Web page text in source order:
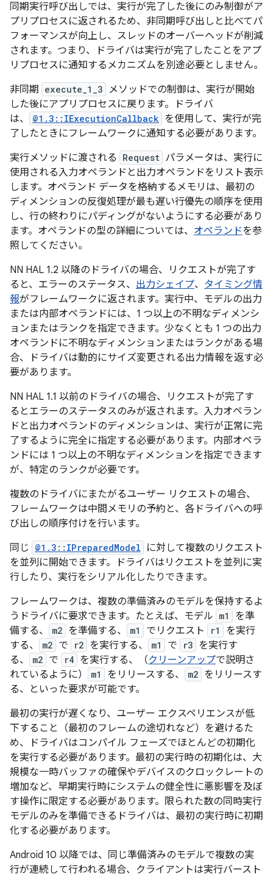
同期実行呼び出しでは、実行が完了した後にのみ制御がア
プリプロセスに返されるため、非同期呼び出しと比べてパ
フォーマンスが向上し、スレッドのオーバーヘッドが削減
されます。つまり、ドライバは実行が完了したことをアプ
リプロセスに通知するメカニズムを別途必要としません。
非同期 execute_1_3
メソッドでの制御は、実行が開始
した後にアプリプロセスに戻ります。ドライバ
は、
@1.3::IExecutionCallback を使用して、実行が完
了したときにフレームワークに通知する必要があります。
実行メソッドに渡される
Request パラメータは、実行に
使用される入力オペランドと出力オペランドをリスト表示
します。オペランド データを格納するメモリは、最初の
ディメンションの反復処理が最も遅い行優先の順序を使用
し、行の終わりにパディングがないようにする必要があり
ます。オペランドの型の詳細については、 オペランドを参
照してください。
NN HAL 1.2 以降のドライバの場合、リクエストが完了す
ると、エラーのステータス、 出力シェイプ、 タイミング情
報がフレームワークに返されます。実行中、モデルの出力
または内部オペランドには、1 つ以上の不明なディメンシ
ョンまたはランクを指定できます。少なくとも 1 つの出力
オペランドに不明なディメンションまたはランクがある場
合、ドライバは動的にサイズ変更される出力情報を返す必
要があります。
NN HAL 1.1 以前のドライバの場合、リクエストが完了す
るとエラーのステータスのみが返されます。入力オペラン
ドと出力オペランドのディメンションは、実行が正常に完
了するように完全に指定する必要があります。内部オペラ
ンドには 1 つ以上の不明なディメンションを指定できます
が、特定のランクが必要です。
複数のドライバにまたがるユーザー リクエストの場合、
フレームワークは中間メモリの予約と、各ドライバへの呼
び出しの順序付けを行います。
同じ
@1.3::IPreparedModel
に対して複数のリクエスト
を並列に開始できます。ドライバはリクエストを並列に実
行したり、実行をシリアル化したりできます。
フレームワークは、複数の準備済みのモデルを保持するよ
うドライバに要求できます。たとえば、モデル m1
を準
備する、
m2 を準備する、 m1 でリクエスト r1
を実行
する、
m2 で r2 を実行する、 m1 で r3 を実行す
る、
m2 で r4 を実行する、（クリーンアップで説明さ
れているように）
m1 をリリースする、 m2 をリリースす
る、といった要求が可能です。
最初の実行が遅くなり、ユーザー エクスペリエンスが低
下すること（最初のフレームの途切れなど）を避けるた
め、ドライバはコンパイル フェーズでほとんどの初期化
を実行する必要があります。最初の実行時の初期化は、大
規模な一時バッファの確保やデバイスのクロックレートの
増加など、早期実行時にシステムの健全性に悪影響を及ぼ
す操作に限定する必要があります。限られた数の同時実行
モデルのみを準備できるドライバは、最初の実行時に初期
化する必要があります。
Android 10 以降では、同じ準備済みのモデルで複数の実
行が連続して行われる場合、クライアントは実行バースト